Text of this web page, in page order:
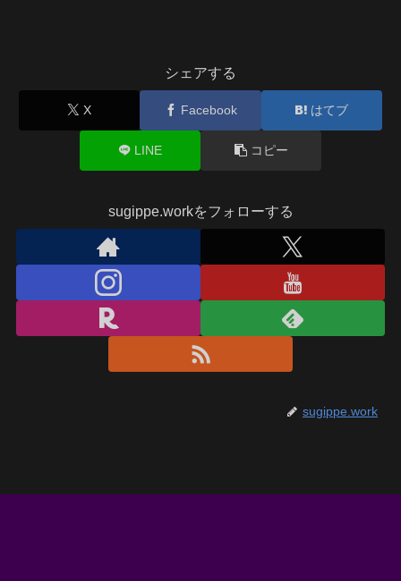
シェアする
X Facebook はてブ
LINE コピー
sugippe.workをフォローする
sugippe.work